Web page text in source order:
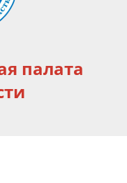
палата